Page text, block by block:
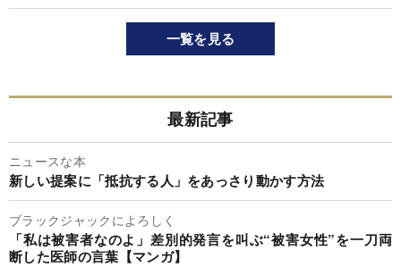
一覧を見る
最新記事
ニュースな本
新しい提案に「抵抗する人」をあっさり動かす方法
ブラックジャックによろしく
「私は被害者なのよ」差別的発言を叫ぶ“被害女性”を一刀両
断した医師の言葉【マンガ】